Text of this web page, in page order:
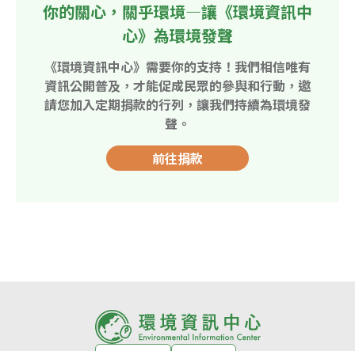
你的關心，關乎環境—讓《環境資訊中
心》為環境發聲
《環境資訊中心》需要你的支持！我們相信唯有
資訊公開普及，才能促成民眾的參與和行動，邀
請您加入定期捐款的行列，讓我們持續為環境發
聲。
前往捐款